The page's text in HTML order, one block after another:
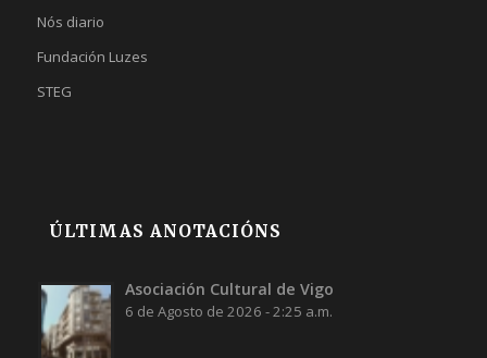
Nós diario
Fundación Luzes
STEG
ÚLTIMAS ANOTACIÓNS
Asociación Cultural de Vigo
6 de Agosto de 2026 - 2:25 a.m.